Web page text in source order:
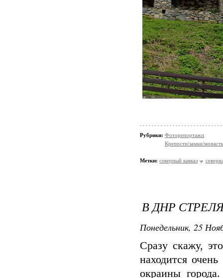
Рубрики: Фоторепортажи
Крепости/замки/
Метки: северный кавказ
В ДНР
Понедельник, 25
Сразу скажу,
находится
окраины